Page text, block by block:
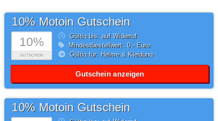
10%
GUTSCHEIN
10% Motoin Gutschein
Gültig bis: auf Widerruf
Mindestbestellwert: 0,- Euro
Gültig für: Helme & Kleidung
Gutschein anzeigen
10% Motoin Gutschein